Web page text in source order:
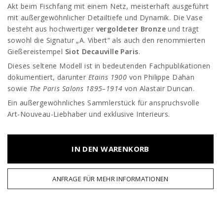
Akt beim Fischfang mit einem Netz, meisterhaft ausgeführt
mit außergewöhnlicher Detailtiefe und Dynamik. Die Vase
besteht aus hochwertiger vergoldeter Bronze und trägt
sowohl die Signatur „A. Vibert“ als auch den renommierten
Gießereistempel Siot Decauville Paris.
Dieses seltene Modell ist in bedeutenden Fachpublikationen
dokumentiert, darunter Etains 1900 von Philippe Dahan
sowie The Paris Salons 1895–1914 von Alastair Duncan.
Ein außergewöhnliches Sammlerstück für anspruchsvolle
Art-Nouveau-Liebhaber und exklusive Interieurs.
IN DEN WARENKORB
ANFRAGE FÜR MEHR INFORMATIONEN